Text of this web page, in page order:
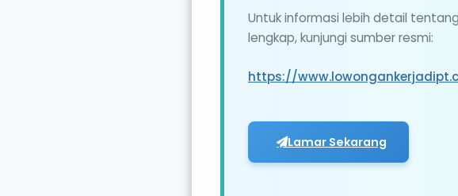
Untuk informasi lebih detail
lengkap, kunjungi sumber resmi:
https://
Lamar Sekarang